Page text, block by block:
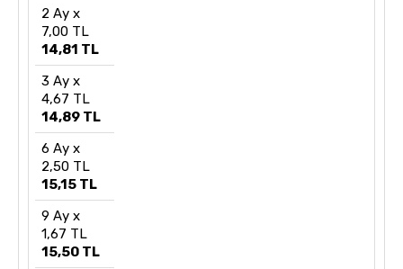
2 Ay x
7,00 TL
14,81 TL
3 Ay x
4,67 TL
14,89 TL
6 Ay x
2,50 TL
15,15 TL
9 Ay x
1,67 TL
15,50 TL